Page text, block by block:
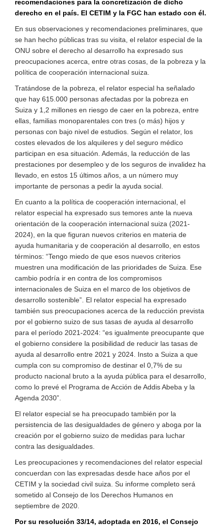
recomendaciones para la concretización de dicho
derecho en el país. El CETIM y la FGC han estado con él.
En sus observaciones y recomendaciones preliminares, que
se han hecho públicas tras su visita, el relator especial de la
ONU sobre el derecho al desarrollo ha expresado sus
preocupaciones acerca, entre otras cosas, de la pobreza y la
política de cooperación internacional suiza.
Tratándose de la pobreza, el relator especial ha señalado
que hay 615.000 personas afectadas por la pobreza en
Suiza y 1,2 millones en riesgo de caer en la pobreza, entre
ellas, familias monoparentales con tres (o más) hijos y
personas con bajo nivel de estudios. Según el relator, los
costes elevados de los alquileres y del seguro médico
participan en esa situación. Además, la reducción de las
prestaciones por desempleo y de los seguros de invalidez ha
llevado, en estos 15 últimos años, a un número muy
importante de personas a pedir la ayuda social.
En cuanto a la política de cooperación internacional, el
relator especial ha expresado sus temores ante la nueva
orientación de la cooperación internacional suiza (2021-
2024), en la que figuran nuevos criterios en materia de
ayuda humanitaria y de cooperación al desarrollo, en estos
términos: “Tengo miedo de que esos nuevos criterios
muestren una modificación de las prioridades de Suiza. Ese
cambio podría ir en contra de los compromisos
internacionales de Suiza en el marco de los objetivos de
desarrollo sostenible”. El relator especial ha expresado
también sus preocupaciones acerca de la reducción prevista
por el gobierno suizo de sus tasas de ayuda al desarrollo
para el período 2021-2024: “es igualmente preocupante que
el gobierno considere la posibilidad de reducir las tasas de
ayuda al desarrollo entre 2021 y 2024. Insto a Suiza a que
cumpla con su compromiso de destinar el 0,7% de su
producto nacional bruto a la ayuda pública para el desarrollo,
como lo prevé el Programa de Acción de Addis Abeba y la
Agenda 2030”.
El relator especial se ha preocupado también por la
persistencia de las desigualdades de género y aboga por la
creación por el gobierno suizo de medidas para luchar
contra las desigualdades.
Les preocupaciones y recomendaciones del relator especial
concuerdan con las expresadas desde hace años por el
CETIM y la sociedad civil suiza. Su informe completo será
sometido al Consejo de los Derechos Humanos en
septiembre de 2020.
Por su resolución 33/14, adoptada en 2016, el Consejo